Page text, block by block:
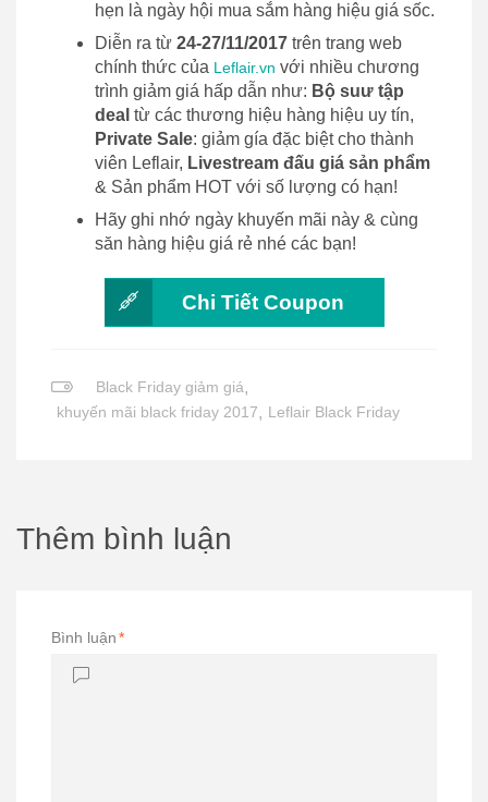
hẹn là ngày hội mua sắm hàng hiệu giá sốc.
Diễn ra từ 24-27/11/2017 trên trang web
chính thức của Leflair.vn với nhiều chương
trình giảm giá hấp dẫn như: Bộ suư tập
deal từ các thương hiệu hàng hiệu uy tín,
Private Sale: giảm gía đặc biệt cho thành
viên Leflair, Livestream đấu giá sản phẩm
& Sản phẩm HOT với số lượng có hạn!
Hãy ghi nhớ ngày khuyến mãi này & cùng
săn hàng hiệu giá rẻ nhé các bạn!
Chi Tiết Coupon
Black Friday giảm giá,
khuyến mãi black friday 2017, Leflair Black Friday
Thêm bình luận
Bình luận*